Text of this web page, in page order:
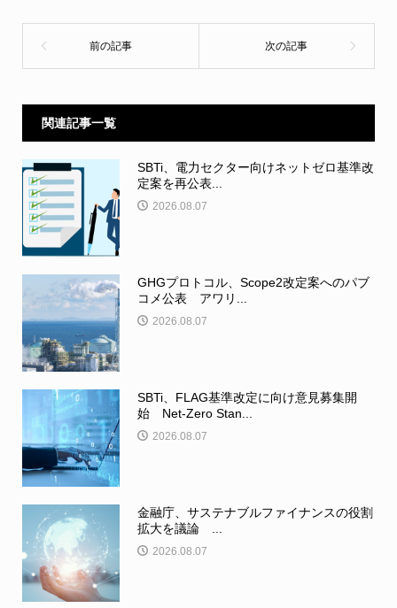
関連記事一覧
SBTi、電力セクター向けネットゼロ基準改
定案を再公表...
2026.08.07
GHGプロトコル、Scope2改定案へのパブ
コメ公表 アワリ...
2026.08.07
SBTi、FLAG基準改定に向け意見募集開
始 Net-Zero Stan...
2026.08.07
金融庁、サステナブルファイナンスの役割
拡大を議論 ...
2026.08.07